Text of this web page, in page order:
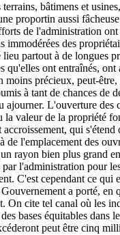
bâtimens et
proportin aussi
de l'administration ont
immodérées des
partout à de longues
qu'elles ont entraînés, ont
moins précieux, peut-être,
à tant de chances de
ajourner. L'ouverture des
la valeur de la propriété
qui s'étend
de l'emplacement des
rayon bien plus grand
l'administration pour
C'est cependant ce qui
a porté, en
On cite tel canal où les
bases équitables dans
peut être cinq